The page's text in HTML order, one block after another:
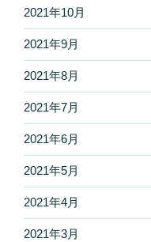
2021年10月
2021年9月
2021年8月
2021年7月
2021年6月
2021年5月
2021年4月
2021年3月